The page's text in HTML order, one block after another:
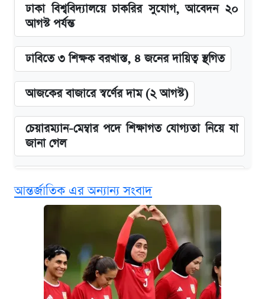
ঢাকা বিশ্ববিদ্যালয়ে চাকরির সুযোগ, আবেদন ২০
আগস্ট পর্যন্ত
ঢাবিতে ৩ শিক্ষক বরখাস্ত, ৪ জনের দায়িত্ব স্থগিত
আজকের বাজারে স্বর্ণের দাম (২ আগস্ট)
চেয়ারম্যান-মেম্বার পদে শিক্ষাগত যোগ্যতা নিয়ে যা
জানা গেল
ভাতা
জুলাই স্মৃতি জাদুঘরে যেতে টিকিট কাটবেন যেভাবে
দেশের বাজারে ফের বেড়েছে সোনার দাম
আন্তর্জাতিক এর অন্যান্য সংবাদ